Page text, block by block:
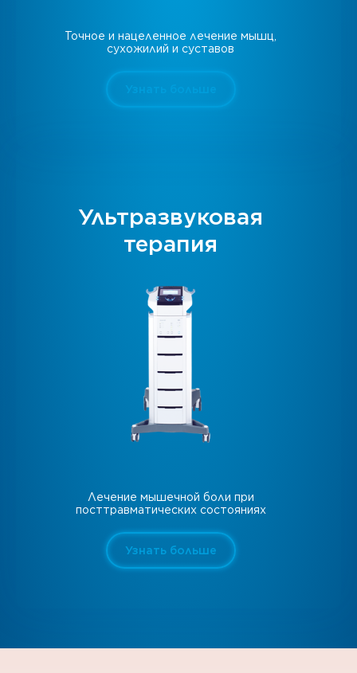
Точное и нацеленное лечение мышц,
сухожилий и суставов
Ультразвуковая
терапия
Лечение мышечной боли при
посттравматических состояниях
Узнать больше